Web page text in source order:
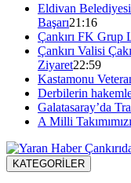
Eldivan
Başarı21:16
Çankırı FK Grup
Çankırı Valisi
Ziyaret22:59
Kastamonu
Derbilerin
Galatasaray’da
A Milli
KATEGORİLER